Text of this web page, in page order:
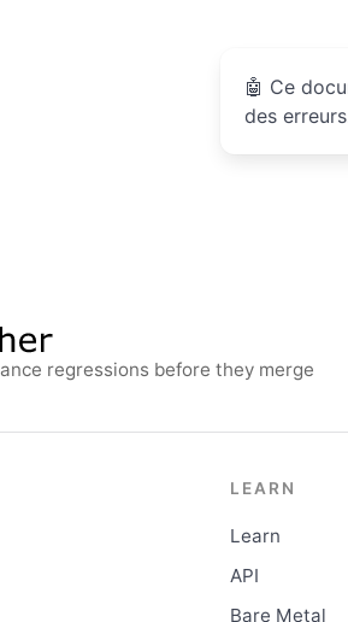
🤖 Ce
des
regressions before they merge
LEARN
Learn
API
Bare Metal